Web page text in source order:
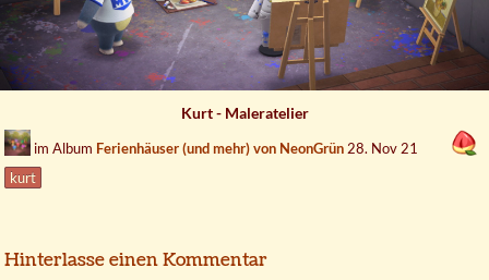
Kurt - Maleratelier
im Album Ferienhäuser (und mehr) von NeonGrün 28. Nov 21
kurt
Hinterlasse einen Kommentar